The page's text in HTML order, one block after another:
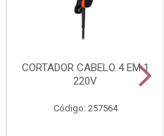
CORTADOR CABELO 4 EM 1
220V
Código: 257564